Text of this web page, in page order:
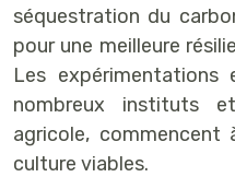
séquestration du
pour une meilleure
Les expérimentations
nombreux instituts
agricole, commencent
culture viables.